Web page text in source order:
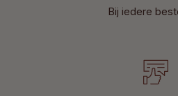
Bij iedere